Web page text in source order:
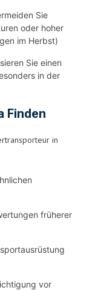
Sie
oder hoher
im Herbst)
Sie einen
in der
Finden
in
früherer
vor